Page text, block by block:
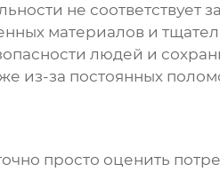
не соответствует
материалов и
людей и
из-за постоянных
просто оценить